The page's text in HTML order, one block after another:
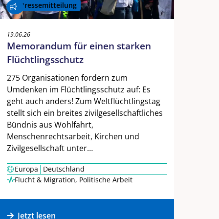
Pressemitteilung
19.06.26
Memorandum für einen starken
Flüchtlingsschutz
275 Organisationen fordern zum
Umdenken im Flüchtlingsschutz auf: Es
geht auch anders! Zum Weltflüchtlingstag
stellt sich ein breites zivilgesellschaftliches
Bündnis aus Wohlfahrt,
Menschenrechtsarbeit, Kirchen und
Zivilgesellschaft unter…
Europa|Deutschland
Flucht & Migration, Politische Arbeit
Jetzt lesen